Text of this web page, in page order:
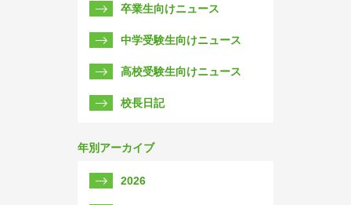
卒業生向けニュース
中学受験生向けニュース
高校受験生向けニュース
校長日記
年別アーカイブ
2026